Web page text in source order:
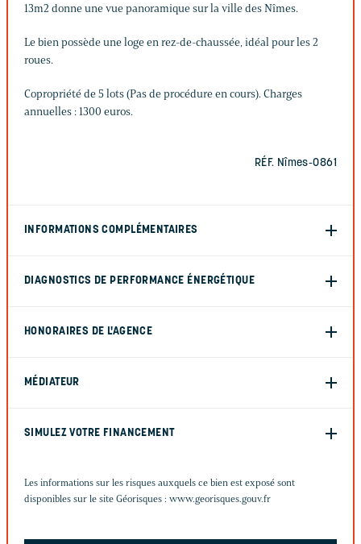
13m2 donne une vue panoramique sur la ville des Nîmes.
Le bien possède une loge en rez-de-chaussée, idéal pour les 2
roues.
Copropriété de 5 lots (Pas de procédure en cours). Charges
annuelles : 1300 euros.
RÉF. Nîmes-0861
INFORMATIONS COMPLÉMENTAIRES
DIAGNOSTICS DE PERFORMANCE ÉNERGÉTIQUE
HONORAIRES DE L'AGENCE
MÉDIATEUR
SIMULEZ VOTRE FINANCEMENT
Les informations sur les risques auxquels ce bien est exposé sont
disponibles sur le site Géorisques : www.georisques.gouv.fr